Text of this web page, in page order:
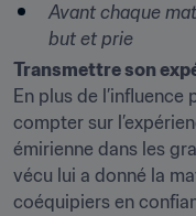
Avant chaque
but et prie
Transmettre son
En plus de l’influence
compter sur
émirienne dans les
vécu lui a donné la
coéquipiers en